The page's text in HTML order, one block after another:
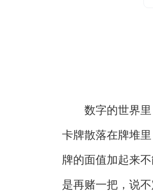
数字的世界
卡牌散落在牌堆
牌的面值加起来
是再赌一把，说